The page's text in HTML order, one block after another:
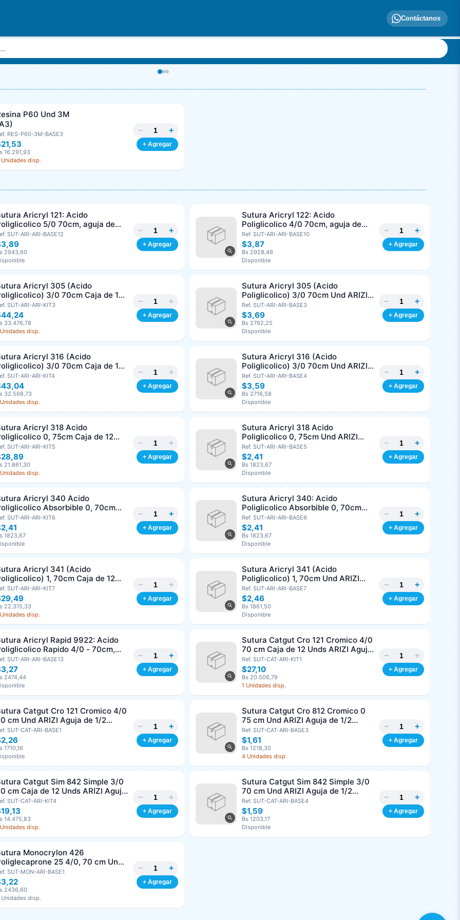
Contáctanos
P60 Und 3M
RES-P60-3M-BASE3
16.291,93
disp.
− +
+ Agregar
Aricryl 121: Acido
5/0 70cm, aguja de
8 Corte Inverso 19mm Und ARIZI
SUT-ARI-ARI-BASE12
2943,60
− +
+ Agregar
Sutura Aricryl 122: Acido
Poliglicolico 4/0 70cm, aguja de
3/8 Corte Inverso 19mm Und ARIZI
Absorbible
Ref. SUT-ARI-ARI-BASE10
$3,87
Bs 2928,46
Disponible
− +
+ Agregar
Aricryl 305 (Acido
3/0 70cm Caja de 12
ARIZI Aguja de 1/2 Circulo
Conica 17mm
SUT-ARI-ARI-KIT3
33.476,78
disp.
− +
+ Agregar
Sutura Aricryl 305 (Acido
Poliglicolico) 3/0 70cm Und ARIZI
Aguja de 1/2 Circulo Punta Conica
17mm
Ref. SUT-ARI-ARI-BASE3
$3,69
Bs 2792,25
Disponible
− +
+ Agregar
Aricryl 316 (Acido
3/0 70cm Caja de 12
ARIZI Aguja de 1/2 Circulo
Conica 26mm
SUT-ARI-ARI-KIT4
32.568,73
disp.
− +
+ Agregar
Sutura Aricryl 316 (Acido
Poliglicolico) 3/0 70cm Und ARIZI
Aguja de 1/2 Circulo Punta Conica
26mm
Ref. SUT-ARI-ARI-BASE4
$3,59
Bs 2716,58
Disponible
− +
+ Agregar
Aricryl 318 Acido
0, 75cm Caja de 12
ARIZI Aguja de 1/2 Punta
26mm
SUT-ARI-ARI-KIT5
21.861,30
disp.
− +
+ Agregar
Sutura Aricryl 318 Acido
Poliglicolico 0, 75cm Und ARIZI
Aguja de 1/2 Punta Cónica 26mm
Ref. SUT-ARI-ARI-BASE5
$2,41
Bs 1823,67
Disponible
− +
+ Agregar
Aricryl 340 Acido
Absorbible 0, 70cm
de 12 Unds ARIZI Aguja de 1/2
Cónica 36mm
SUT-ARI-ARI-KIT6
1823,67
− +
+ Agregar
Sutura Aricryl 340: Acido
Poliglicolico Absorbible 0, 70cm
Und ARIZI Aguja de 1/2 Punta
Cónica 36mm
Ref. SUT-ARI-ARI-BASE6
$2,41
Bs 1823,67
Disponible
− +
+ Agregar
Aricryl 341 (Acido
1, 70cm Caja de 12
ARIZI Aguja de 1/2 Circulo
Conica 36mm
SUT-ARI-ARI-KIT7
22.315,33
disp.
− +
+ Agregar
Sutura Aricryl 341 (Acido
Poliglicolico) 1, 70cm Und ARIZI
Aguja de 1/2 Circulo Punta Conica
36mm
Ref. SUT-ARI-ARI-BASE7
$2,46
Bs 1861,50
Disponible
− +
+ Agregar
Aricryl Rapid 9922: Acido
Rapido 4/0 - 70cm,
de 3/8 Corte Inverso 19mm
ARIZI Absorbible
SUT-ARI-ARI-BASE13
2474,44
− +
+ Agregar
Sutura Catgut Cro 121 Cromico 4/0
70 cm Caja de 12 Unds ARIZI Aguja
de 1/2 Circulo Punta Conica 26 mm
Ref. SUT-CAT-ARI-KIT1
$27,10
Bs 20.506,79
1 Unidades disp.
− +
+ Agregar
Catgut Cro 121 Cromico 4/0
cm Und ARIZI Aguja de 1/2
Punta Conica 26 mm
SUT-CAT-ARI-BASE1
1710,16
− +
+ Agregar
Sutura Catgut Cro 812 Cromico 0
75 cm Und ARIZI Aguja de 1/2
Circulo Punta Conica 37 mm
Ref. SUT-CAT-ARI-BASE3
$1,61
Bs 1218,30
4 Unidades disp.
− +
+ Agregar
Catgut Sim 842 Simple 3/0
cm Caja de 12 Unds ARIZI Aguja
1/2 Circulo Punta Conica 36 mm
SUT-CAT-ARI-KIT4
14.475,83
disp.
− +
+ Agregar
Sutura Catgut Sim 842 Simple 3/0
70 cm Und ARIZI Aguja de 1/2
Circulo Punta Conica 36 mm
Ref. SUT-CAT-ARI-BASE4
$1,59
Bs 1203,17
Disponible
− +
+ Agregar
Monocrylon 426
25 4/0, 70 cm Und
Aguja de 3/8 Corte inverso
mm
SUT-MON-ARI-BASE1
2436,60
disp.
− +
+ Agregar
Generar cotización
Completá los datos para emitir el PDF
Nombre o razón social
Cédula o RIF
Email (opcional)